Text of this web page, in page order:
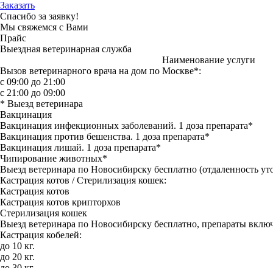
Заказать
Спасибо за заявку!
Мы свяжемся с Вами
Прайс
Выездная ветеринарная служба
Наименование услуги
Вызов ветеринарного врача на дом по Москве*:
с 09:00 до 21:00
с 21:00 до 09:00
* Выезд ветеринара
Вакцинация
Вакцинация инфекционных заболеваний. 1 доза препарата*
Вакцинация против бешенства. 1 доза препарата*
Вакцинация лишай. 1 доза препарата*
Чипирование животных*
Выезд ветеринара по Новосибирску бесплатно (отдаленность
Кастрация котов / Стерилизация кошек:
Кастрация котов
Кастрация котов крипторхов
Стерилизация кошек
Выезд ветеринара по Новосибирску бесплатно, препараты
Кастрация кобелей:
до 10 кг.
до 20 кг.